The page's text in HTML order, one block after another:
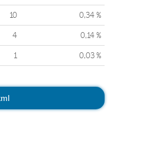
10 0,34 %
4 0,14 %
1 0,03 %